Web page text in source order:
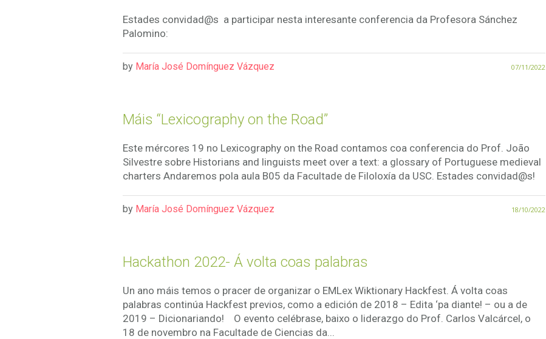
Estades convidad@s a participar nesta interesante conferencia da Profesora Sánchez
Palomino:
07/11/2022
by María José Domínguez Vázquez
Máis “Lexicography on the Road”
Este mércores 19 no Lexicography on the Road contamos coa conferencia do Prof. João
Silvestre sobre Historians and linguists meet over a text: a glossary of Portuguese medieval
charters Andaremos pola aula B05 da Facultade de Filoloxía da USC. Estades convidad@s!
18/10/2022
by María José Domínguez Vázquez
Hackathon 2022- Á volta coas palabras
Un ano máis temos o pracer de organizar o EMLex Wiktionary Hackfest. Á volta coas
palabras continúa Hackfest previos, como a edición de 2018 – Edita ‘pa diante! – ou a de
2019 – Dicionariando! O evento celébrase, baixo o liderazgo do Prof. Carlos Valcárcel, o
18 de novembro na Facultade de Ciencias da...